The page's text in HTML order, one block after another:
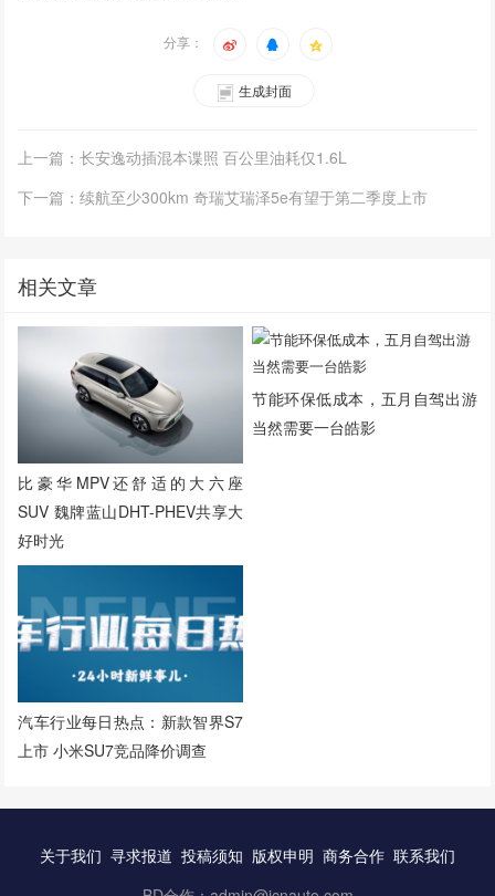
分享：
生成封面
上一篇：长安逸动插混本谍照 百公里油耗仅1.6L
下一篇：续航至少300km 奇瑞艾瑞泽5e有望于第二季度上市
相关文章
比豪华MPV还舒适的大六座
SUV 魏牌蓝山DHT-PHEV共享大
好时光
节能环保低成本，五月自驾出游
当然需要一台皓影
汽车行业每日热点：新款智界S7
上市 小米SU7竞品降价调查
关于我们 寻求报道 投稿须知 版权申明 商务合作 联系我们